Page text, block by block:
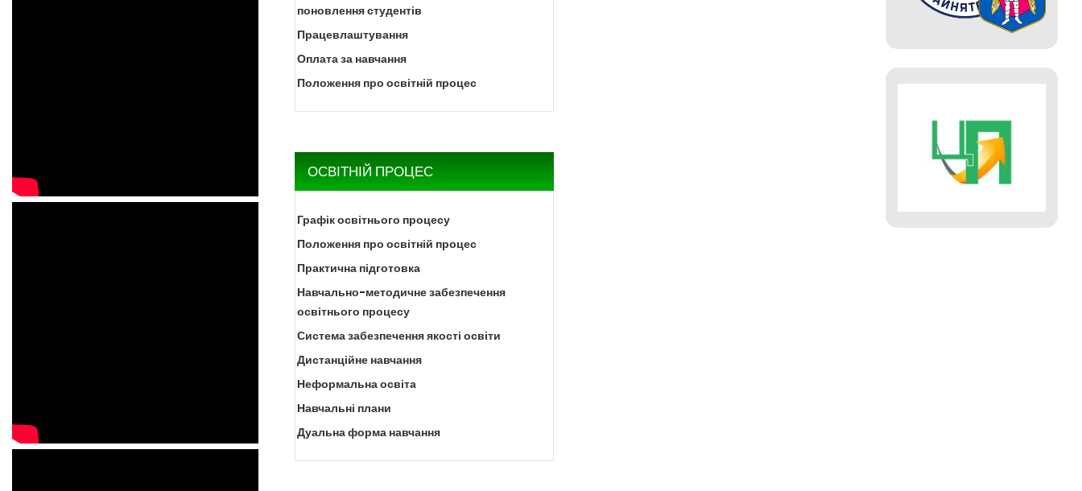
поновлення студентів
Працевлаштування
Оплата за навчання
Положення про освітній процес
ОСВІТНІЙ ПРОЦЕС
Графік освітнього процесу
Положення про освітній процес
Практична підготовка
Навчально-методичне забезпечення
освітнього процесу
Система забезпечення якості освіти
Дистанційне навчання
Неформальна освіта
Навчальні плани
Дуальна форма навчання